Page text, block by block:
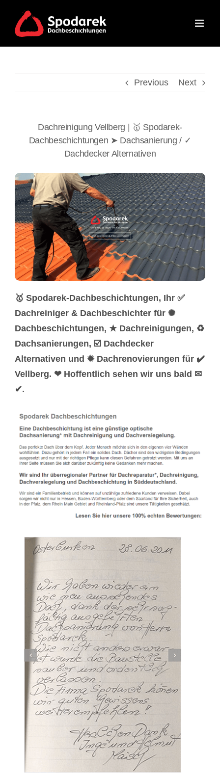
content
Previous Next
Dachreinigung Vellberg | 🥇 Spodarek-
Dachbeschichtungen ➤ Dachsanierung / ✓
Dachdecker Alternativen
🥇 Spodarek-Dachbeschichtungen, Ihr ✅
Dachreiniger & Dachbeschichter für ✺
Dachbeschichtungen, ★ Dachreinigungen, ♻
Dachsanierungen, ☑️ Dachdecker
Alternativen und ✹ Dachrenovierungen für ✔️
Vellberg. ❤ Hoffentlich sehen wir uns bald ✉
✔.